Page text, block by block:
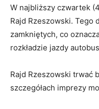
W najbliższy czwartek
Rajd Rzeszowski. Tego
zamkniętych, co
rozkładzie jazdy
Rajd Rzeszowski trwać
szczegółach imprezy